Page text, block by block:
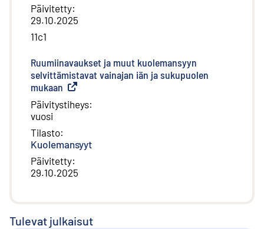
Päivitetty:
29.10.2025
11c1
Ruumiinavaukset ja muut kuolemansyyn
selvittämistavat vainajan iän ja sukupuolen
mukaan Ulkoinen linkki
Päivitystiheys:
vuosi
Tilasto:
Kuolemansyyt
Päivitetty:
29.10.2025
Tulevat julkaisut